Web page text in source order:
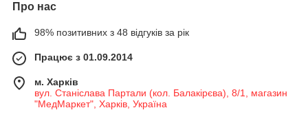
Про нас
98% позитивних з 48 відгуків за рік
Працює з 01.09.2014
м. Харків
вул. Станіслава Партали (кол. Балакірєва), 8/1, магазин
"МедМаркет", Харків, Україна